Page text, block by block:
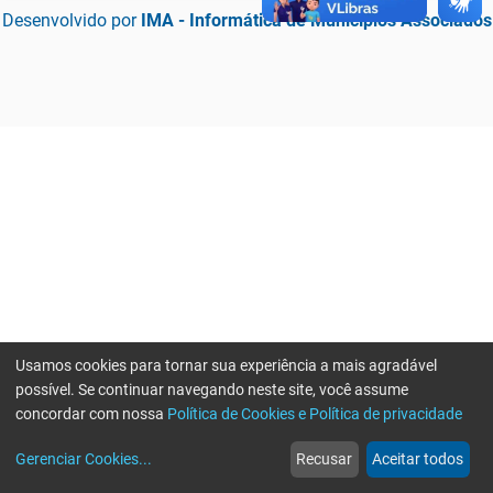
Desenvolvido por IMA - Informática de Municípios Associados
web
Notícias
more_horiz
Mais
Usamos cookies para tornar sua experiência a mais agradável
possível. Se continuar navegando neste site, você assume
concordar com nossa Política de Cookies e Política de privacidade
Gerenciar Cookies... Recusar Aceitar todos
Erro ao enviar informações, por favor tente novamente